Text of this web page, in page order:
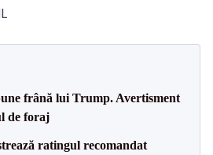
frână lui Trump. Avertisment
de foraj
ratingul recomandat